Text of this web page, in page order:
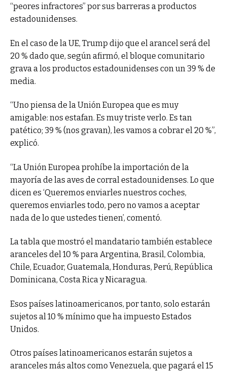
“peores infractores” por sus barreras a productos
estadounidenses.
En el caso de la UE, Trump dijo que el arancel será del
20 % dado que, según afirmó, el bloque comunitario
grava a los productos estadounidenses con un 39 % de
media.
“Uno piensa de la Unión Europea que es muy
amigable: nos estafan. Es muy triste verlo. Es tan
patético; 39 % (nos gravan), les vamos a cobrar el 20 %”,
explicó.
“La Unión Europea prohíbe la importación de la
mayoría de las aves de corral estadounidenses. Lo que
dicen es ‘Queremos enviarles nuestros coches,
queremos enviarles todo, pero no vamos a aceptar
nada de lo que ustedes tienen’, comentó.
La tabla que mostró el mandatario también establece
aranceles del 10 % para Argentina, Brasil, Colombia,
Chile, Ecuador, Guatemala, Honduras, Perú, República
Dominicana, Costa Rica y Nicaragua.
Esos países latinoamericanos, por tanto, solo estarán
sujetos al 10 % mínimo que ha impuesto Estados
Unidos.
Otros países latinoamericanos estarán sujetos a
aranceles más altos como Venezuela, que pagará el 15